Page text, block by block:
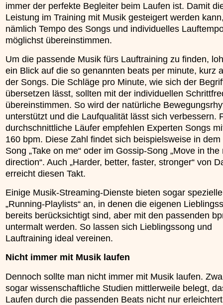
immer der perfekte Begleiter beim Laufen ist. Damit
Leistung im Training mit Musik gesteigert werden
nämlich Tempo des Songs und individuelles
möglichst übereinstimmen.
Um die passende Musik fürs Lauftraining zu finden,
ein Blick auf die so genannten beats per minute, kurz
der Songs. Die Schläge pro Minute, wie sich der
übersetzen lässt, sollten mit der individuellen
übereinstimmen. So wird der natürliche
unterstützt und die Laufqualität lässt sich verbessern.
durchschnittliche Läufer empfehlen Experten Songs
160 bpm. Diese Zahl findet sich beispielsweise in dem
Song „Take on me“ oder im Gossip-Song „Move in the
direction“. Auch „Harder, better, faster, stronger“ von
erreicht diesen Takt.
Einige Musik-Streaming-Dienste bieten sogar spezielle
„Running-Playlists“ an, in denen die eigenen
bereits berücksichtigt sind, aber mit den passenden
untermalt werden. So lassen sich Lieblingssong und
Lauftraining ideal vereinen.
Nicht immer mit Musik laufen
Dennoch sollte man nicht immer mit Musik laufen.
sogar wissenschaftliche Studien mittlerweile belegt,
Laufen durch die passenden Beats nicht nur